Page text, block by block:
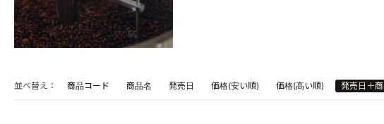
並べ替え： 商品コード 商品名 発売日 価格(安い順) 価格(高い順) 発売日＋